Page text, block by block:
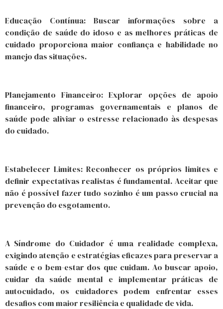
Educação Contínua: Buscar informações sobre a
condição de saúde do idoso e as melhores práticas de
cuidado proporciona maior confiança e habilidade no
manejo das situações.
Planejamento Financeiro: Explorar opções de apoio
financeiro, programas governamentais e planos de
saúde pode aliviar o estresse relacionado às despesas
do cuidado.
Estabelecer Limites: Reconhecer os próprios limites e
definir expectativas realistas é fundamental. Aceitar que
não é possível fazer tudo sozinho é um passo crucial na
prevenção do esgotamento.
A Síndrome do Cuidador é uma realidade complexa,
exigindo atenção e estratégias eficazes para preservar a
saúde e o bem-estar dos que cuidam. Ao buscar apoio,
cuidar da saúde mental e implementar práticas de
autocuidado, os cuidadores podem enfrentar esses
desafios com maior resiliência e qualidade de vida.